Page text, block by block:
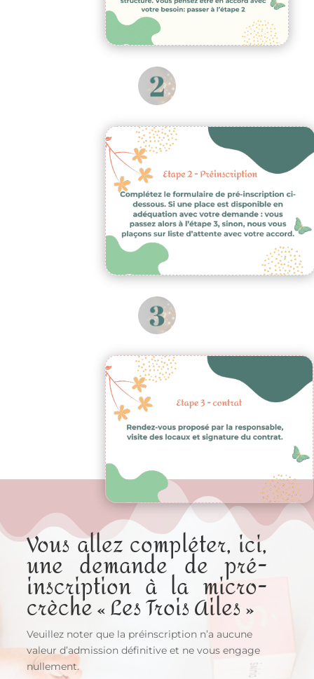
Vous allez compléter, ici,
une demande de pré-
inscription à la micro-
crèche « Les Trois Ailes »
Veuillez noter que la préinscription n’a aucune
valeur d’admission définitive et ne vous engage
nullement.